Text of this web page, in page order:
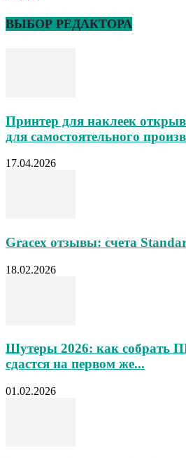
ВЫБОР РЕДАКТОРА
Принтер для наклеек
для самостоятельного
17.04.2026
Gracex отзывы: счета
18.02.2026
Шутеры 2026: как собрать
сдастся на первом же...
01.02.2026